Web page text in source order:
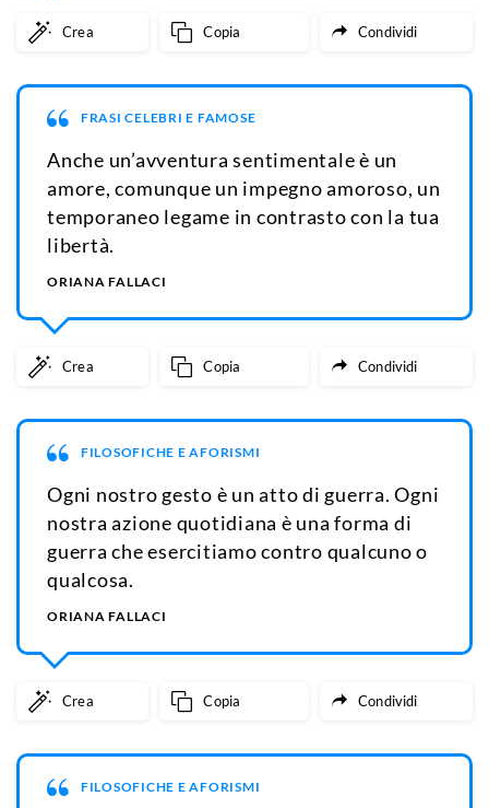
Crea Copia Condividi
FRASI CELEBRI E FAMOSE
Anche un’avventura sentimentale è un
amore, comunque un impegno amoroso, un
temporaneo legame in contrasto con la tua
libertà.
ORIANA FALLACI
Crea Copia Condividi
FILOSOFICHE E AFORISMI
Ogni nostro gesto è un atto di guerra. Ogni
nostra azione quotidiana è una forma di
guerra che esercitiamo contro qualcuno o
qualcosa.
ORIANA FALLACI
Crea Copia Condividi
FILOSOFICHE E AFORISMI